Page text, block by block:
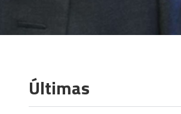
Últimas